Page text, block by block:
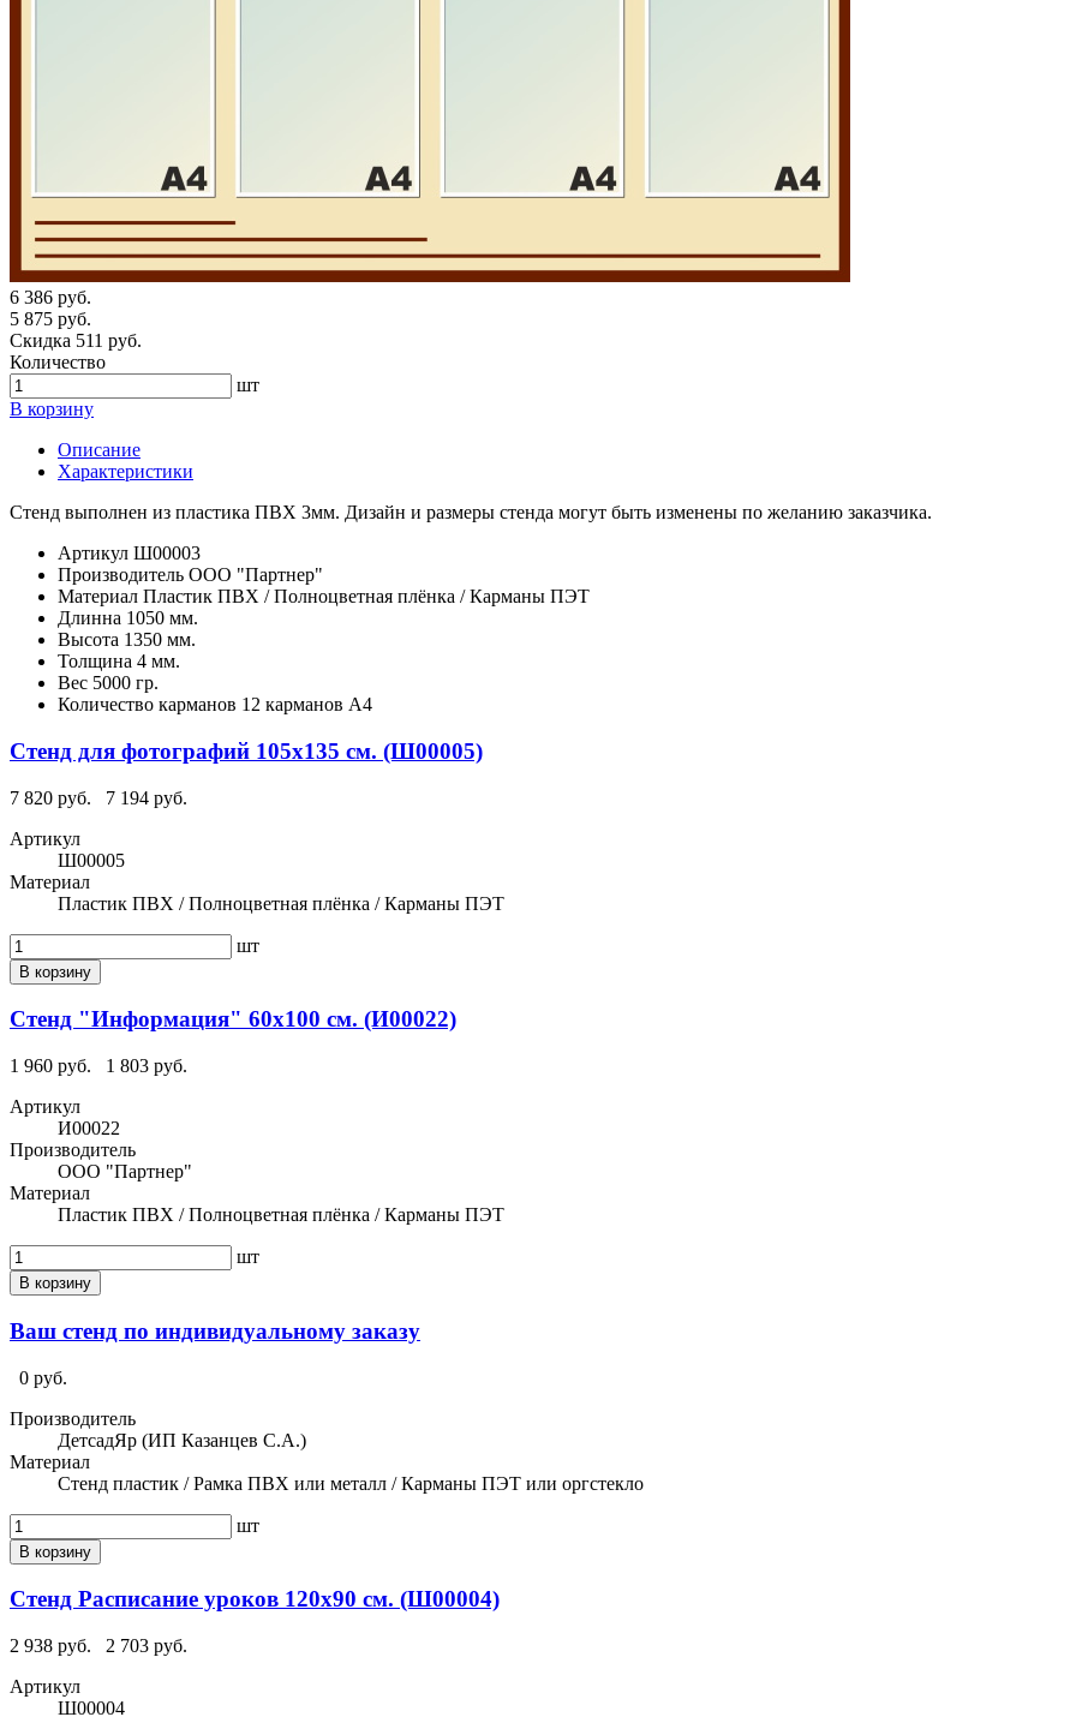
6 386 руб.
5 875 руб.
Скидка 511 руб.
Количество
шт
В корзину
Описание
Характеристики
Стенд выполнен из пластика ПВХ 3мм. Дизайн и размеры стенда могут быть изменены по желанию заказчика.
Артикул Ш00003
Производитель ООО "Партнер"
Материал Пластик ПВХ / Полноцветная плёнка / Карманы ПЭТ
Длинна 1050 мм.
Высота 1350 мм.
Толщина 4 мм.
Вес 5000 гр.
Количество карманов 12 карманов А4
Стенд для фотографий 105х135 см. (Ш00005)
7 820 руб.
7 194 руб.
Артикул
Ш00005
Материал
Пластик ПВХ / Полноцветная плёнка / Карманы ПЭТ
шт
В корзину
Стенд "Информация" 60х100 см. (И00022)
1 960 руб.
1 803 руб.
Артикул
И00022
Производитель
ООО "Партнер"
Материал
Пластик ПВХ / Полноцветная плёнка / Карманы ПЭТ
шт
В корзину
Ваш стенд по индивидуальному заказу
0 руб.
Производитель
ДетсадЯр (ИП Казанцев С.А.)
Материал
Стенд пластик / Рамка ПВХ или металл / Карманы ПЭТ или оргстекло
шт
В корзину
Стенд Расписание уроков 120х90 см. (Ш00004)
2 938 руб.
2 703 руб.
Артикул
Ш00004